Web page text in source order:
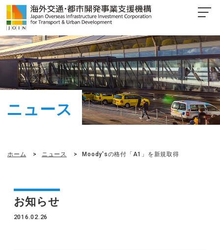
ニュース
ホーム ニュース Moody'sの格付「A1」を新規取得
お知らせ
2016.02.26